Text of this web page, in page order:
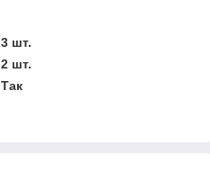
3 шт.
2 шт.
Так